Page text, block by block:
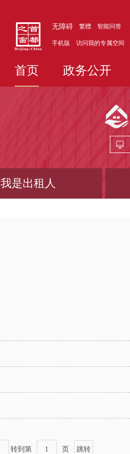
无障碍 繁體 智能问答
手机版 访问我的专属空间
首页 政务公开
我是出租人
转到第 页